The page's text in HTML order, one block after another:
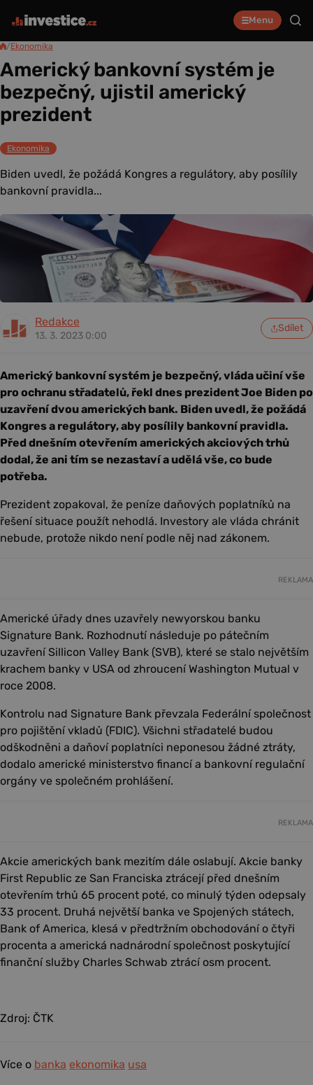
Menu
/Ekonomika
Americký bankovní systém je
bezpečný, ujistil americký
prezident
Ekonomika
Biden uvedl, že požádá Kongres a regulátory, aby posílily
bankovní pravidla...
Redakce
13. 3. 2023 0:00
Sdílet
Americký bankovní systém je bezpečný, vláda učiní vše
pro ochranu střadatelů, řekl dnes prezident Joe Biden po
uzavření dvou amerických bank. Biden uvedl, že požádá
Kongres a regulátory, aby posílily bankovní pravidla.
Před dnešním otevřením amerických akciových trhů
dodal, že ani tím se nezastaví a udělá vše, co bude
potřeba.
Prezident zopakoval, že peníze daňových poplatníků na
řešení situace použít nehodlá. Investory ale vláda chránit
nebude, protože nikdo není podle něj nad zákonem.
REKLAMA
Americké úřady dnes uzavřely newyorskou banku
Signature Bank. Rozhodnutí následuje po pátečním
uzavření Sillicon Valley Bank (SVB), které se stalo největším
krachem banky v USA od zhroucení Washington Mutual v
roce 2008.
Kontrolu nad Signature Bank převzala Federální společnost
pro pojištění vkladů (FDIC). Všichni střadatelé budou
odškodněni a daňoví poplatníci neponesou žádné ztráty,
dodalo americké ministerstvo financí a bankovní regulační
orgány ve společném prohlášení.
REKLAMA
Akcie amerických bank mezitím dále oslabují. Akcie banky
First Republic ze San Franciska ztrácejí před dnešním
otevřením trhů 65 procent poté, co minulý týden odepsaly
33 procent. Druhá největší banka ve Spojených státech,
Bank of America, klesá v předtržním obchodování o čtyři
procenta a americká nadnárodní společnost poskytující
finanční služby Charles Schwab ztrácí osm procent.
Zdroj: ČTK
Více o banka ekonomika usa